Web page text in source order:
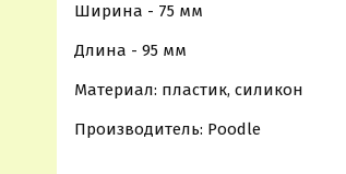
Ширина - 75 мм
Длина - 95 мм
Материал: пластик, силикон
Производитель: Poodle